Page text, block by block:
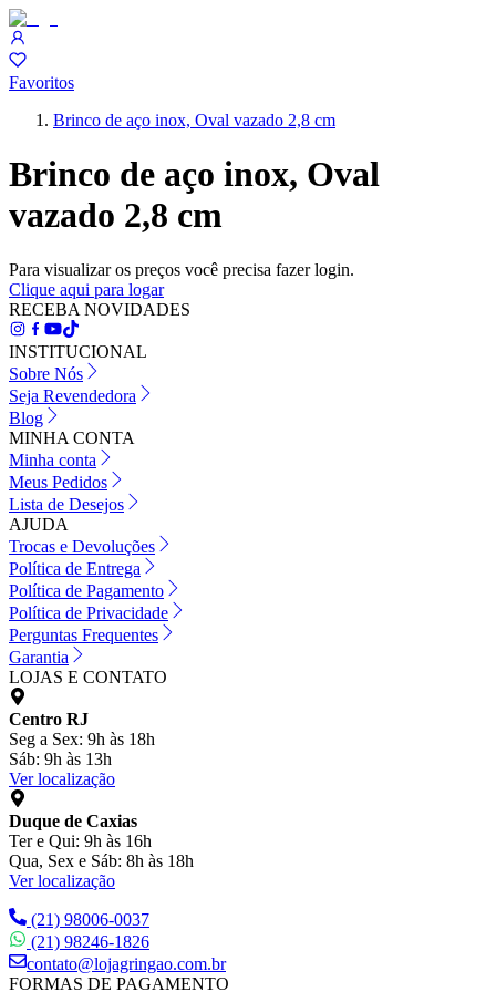
Favoritos
Brinco de aço inox, Oval vazado 2,8 cm
Brinco de aço inox, Oval
vazado 2,8 cm
Para visualizar os preços você precisa fazer login.
Clique aqui para logar
RECEBA NOVIDADES
INSTITUCIONAL
Sobre Nós
Seja Revendedora
Blog
MINHA CONTA
Minha conta
Meus Pedidos
Lista de Desejos
AJUDA
Trocas e Devoluções
Política de Entrega
Política de Pagamento
Política de Privacidade
Perguntas Frequentes
Garantia
LOJAS E CONTATO
Centro RJ
Seg a Sex: 9h às 18h
Sáb: 9h às 13h
Ver localização
Duque de Caxias
Ter e Qui: 9h às 16h
Qua, Sex e Sáb: 8h às 18h
Ver localização
(21) 98006-0037
(21) 98246-1826
contato@lojagringao.com.br
FORMAS DE PAGAMENTO